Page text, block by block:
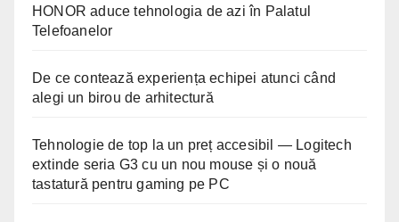
HONOR aduce tehnologia de azi în Palatul
Telefoanelor
De ce contează experiența echipei atunci când
alegi un birou de arhitectură
Tehnologie de top la un preț accesibil — Logitech
extinde seria G3 cu un nou mouse și o nouă
tastatură pentru gaming pe PC